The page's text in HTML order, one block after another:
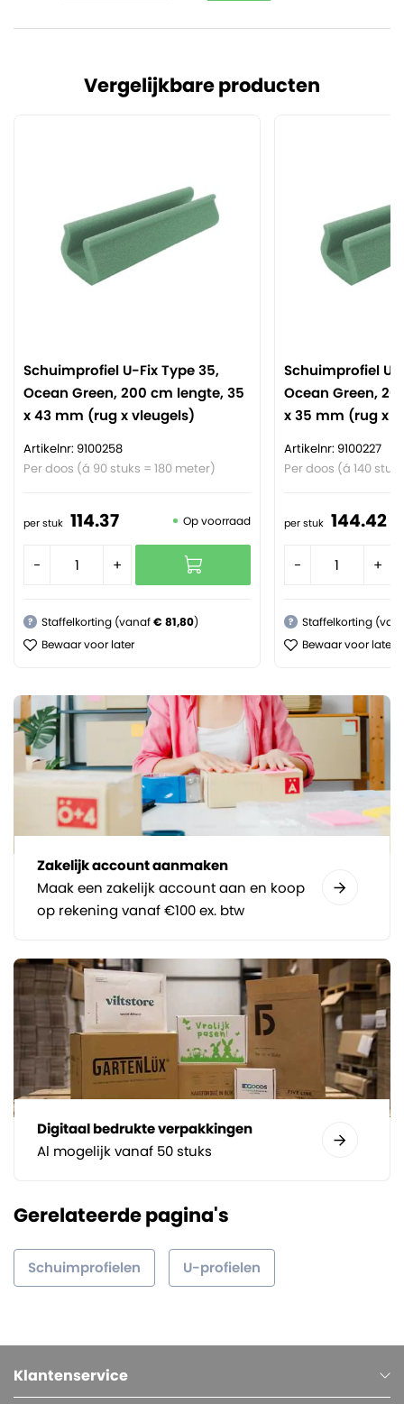
Vergelijkbare producten
Schuimprofiel U-Fix Type 35,
Ocean Green, 200 cm lengte, 35
x 43 mm (rug x vleugels)
Artikelnr: 9100258
Per doos (á 90 stuks = 180 meter)
per stuk 114.37 Op voorraad
- +
? Staffelkorting (vanaf€ 81,80)
Bewaar voor later
Schuimprofiel U-
Ocean Green,
x 35 mm (rug x
Artikelnr: 9100227
Per doos (á 140
per stuk 144.42
- +
?
Staffelkorting
Bewaar voor later
Zakelijk account aanmaken
Maak een zakelijk account aan en koop
op rekening vanaf €100 ex. btw
Digitaal bedrukte verpakkingen
Al mogelijk vanaf 50 stuks
Gerelateerde pagina's
Schuimprofielen U-profielen
Klantenservice